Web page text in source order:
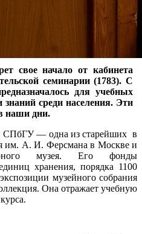
свое начало от кабинета
семинарии (1783). С
для учебных
среди населения. Эти
наши дни.
СПбГУ — одна из старейших в
им. А. И. Ферсмана в Москве и
музея. Его фонды
хранения, порядка 1100
музейного собрания
Она отражает учебную